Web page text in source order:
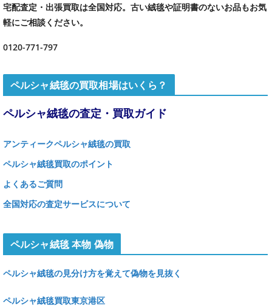
宅配査定・出張買取は全国対応。古い絨毯や証明書のないお品もお気
軽にご相談ください。
0120-771-797
ペルシャ絨毯の買取相場はいくら？
ペルシャ絨毯の査定・買取ガイド
アンティークペルシャ絨毯の買取
ペルシャ絨毯買取のポイント
よくあるご質問
全国対応の査定サービスについて
ペルシャ絨毯 本物 偽物
ペルシャ絨毯の見分け方を覚えて偽物を見抜く
ペルシャ絨毯買取東京港区